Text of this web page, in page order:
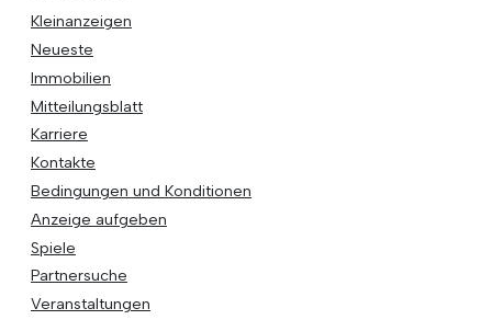
Kleinanzeigen
Neueste
Immobilien
Mitteilungsblatt
Karriere
Kontakte
Bedingungen und Konditionen
Anzeige aufgeben
Spiele
Partnersuche
Veranstaltungen